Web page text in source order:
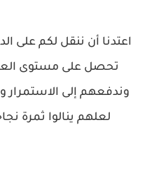
اعتدنا أن ننقل لكم على
تحصل على مستوى
وندفعهم إلى الاستمرار
لعلهم ينالوا ثمرة